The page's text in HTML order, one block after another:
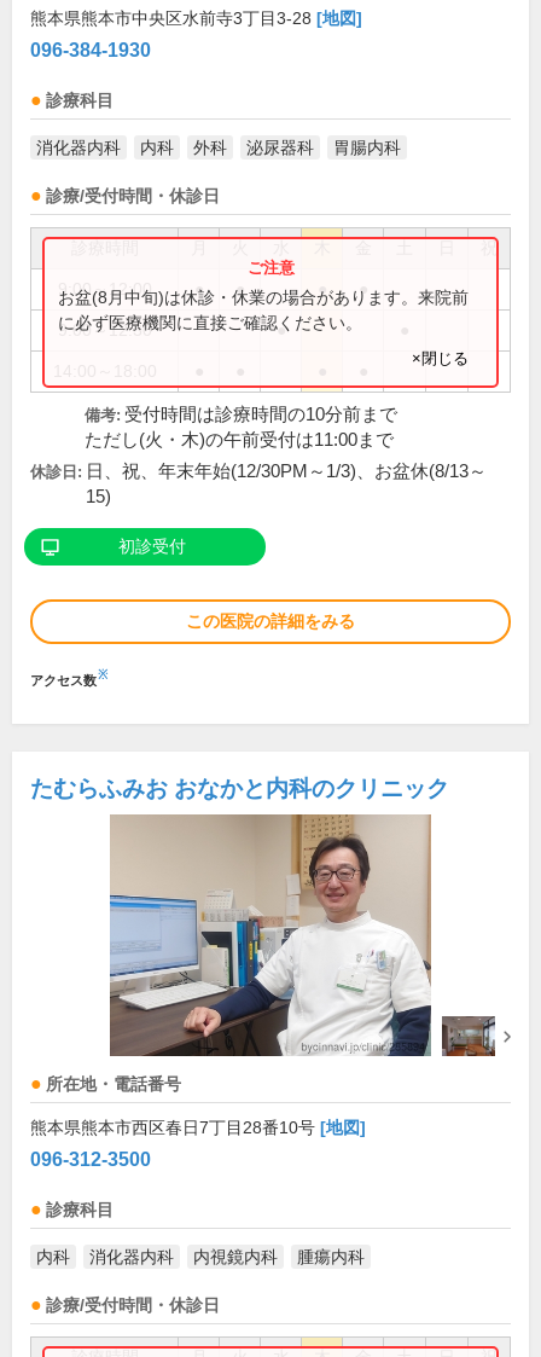
熊本県熊本市中央区水前寺3丁目3-28 [地図]
096-384-1930
診療科目
消化器内科 内科 外科 泌尿器科 胃腸内科
診療/受付時間・休診日
祝
9:00～12:00 ● ● ● ●
9:00～12:30 ●
お盆(8月中旬)は休診・休業の場合があります。来院前
に必ず医療機関に直接ご確認ください。
×閉じる
備考: 受付時間は診療時間の10分前まで
ただし(火・木)の午前受付は11:00まで
休診日: 日、祝、年末年始(12/30PM～1/3)、お盆休(8/13～
15)
初診受付
この医院の詳細をみる
アクセス数※
たむらふみお おなかと内科のクリニック
所在地・電話番号
熊本県熊本市西区春日7丁目28番10号 [地図]
096-312-3500
診療科目
内科 消化器内科 内視鏡内科 腫瘍内科
診療/受付時間・休診日